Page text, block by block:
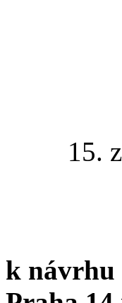
15.
k návrhu